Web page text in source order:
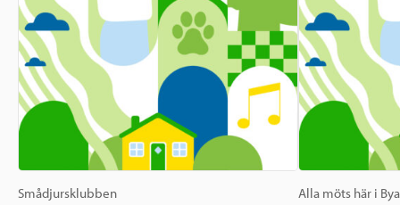
Smådjursklubben Alla möts här i